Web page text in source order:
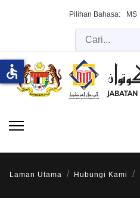
Pilihan Bahasa: MS
Laman Utama Hubungi Kami
accessible